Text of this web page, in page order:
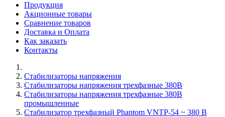
Продукция
Акционные товары
Сравнение товаров
Доставка и Оплата
Как заказать
Контакты
Стабилизаторы напряжения
Стабилизаторы напряжения трехфазные 380В
Стабилизаторы напряжения трехфазные 380В
промышленные
Стабилизатор трехфазный Phantom VNTP-54 ~ 380 В